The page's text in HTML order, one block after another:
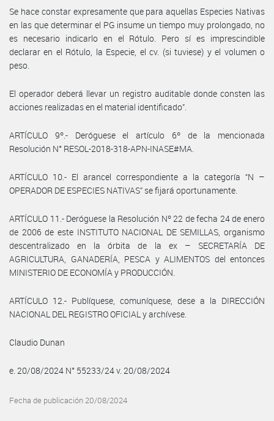
Se hace constar expresamente que para aquellas Especies Nativas
en las que determinar el PG insume un tiempo muy prolongado, no
es necesario indicarlo en el Rótulo. Pero sí es imprescindible
declarar en el Rótulo, la Especie, el cv. (si tuviese) y el volumen o
peso.
El operador deberá llevar un registro auditable donde consten las
acciones realizadas en el material identificado”.
ARTÍCULO 9º.- Deróguese el artículo 6º de la mencionada
Resolución N° RESOL-2018-318-APN-INASE#MA.
ARTÍCULO 10.- El arancel correspondiente a la categoría “N –
OPERADOR DE ESPECIES NATIVAS” se fijará oportunamente.
ARTÍCULO 11.- Deróguese la Resolución Nº 22 de fecha 24 de enero
de 2006 de este INSTITUTO NACIONAL DE SEMILLAS, organismo
descentralizado en la órbita de la ex – SECRETARÍA DE
AGRICULTURA, GANADERÍA, PESCA y ALIMENTOS del entonces
MINISTERIO DE ECONOMÍA y PRODUCCIÓN.
ARTÍCULO 12.- Publíquese, comuníquese, dese a la DIRECCIÓN
NACIONAL DEL REGISTRO OFICIAL y archívese.
Claudio Dunan
e. 20/08/2024 N° 55233/24 v. 20/08/2024
Fecha de publicación 20/08/2024